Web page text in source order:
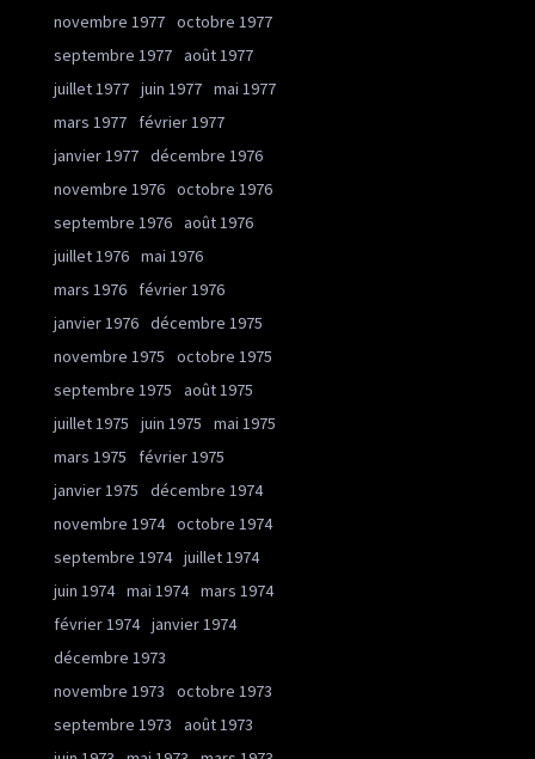
novembre 1977 octobre 1977
septembre 1977 août 1977
juillet 1977 juin 1977 mai 1977
mars 1977
février 1977
janvier 1977 décembre 1976
novembre 1976 octobre 1976
septembre 1976 août 1976
juillet 1976 mai 1976
mars 1976
février 1976
janvier 1976 décembre 1975
novembre 1975
octobre 1975
septembre 1975
août 1975
juillet 1975
juin 1975
mai 1975
mars 1975
février 1975
janvier 1975
décembre 1974
novembre 1974 octobre 1974
septembre 1974 juillet 1974
juin 1974 mai 1974 mars 1974
février 1974 janvier 1974
décembre 1973
novembre 1973
octobre 1973
septembre 1973
août 1973